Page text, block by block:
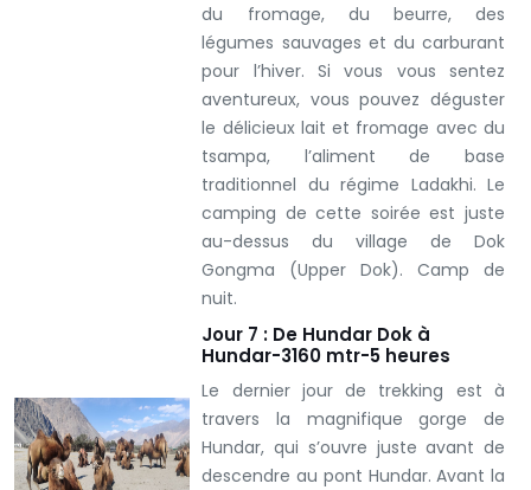
du fromage, du beurre, des
légumes sauvages et du carburant
pour l’hiver. Si vous vous sentez
aventureux, vous pouvez déguster
le délicieux lait et fromage avec du
tsampa, l’aliment de base
traditionnel du régime Ladakhi. Le
camping de cette soirée est juste
au-dessus du village de Dok
Gongma (Upper Dok). Camp de
nuit.
Jour 7 : De Hundar Dok à
Hundar-3160 mtr-5 heures
Le dernier jour de trekking est à
travers la magnifique gorge de
Hundar, qui s’ouvre juste avant de
descendre au pont Hundar. Avant la